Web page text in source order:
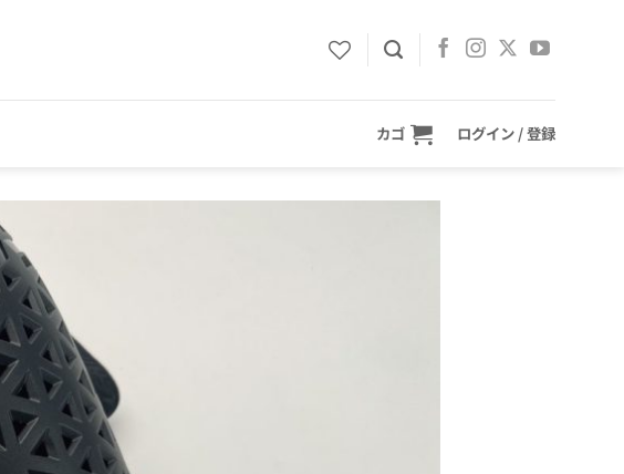
カゴ ログイン / 登録